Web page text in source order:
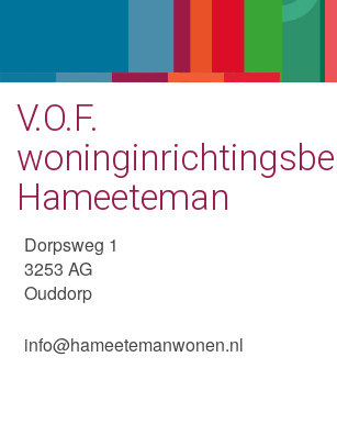
V.O.F.
Hameeteman
Dorpsweg 1
3253 AG
Ouddorp
info@hameetemanwonen.nl